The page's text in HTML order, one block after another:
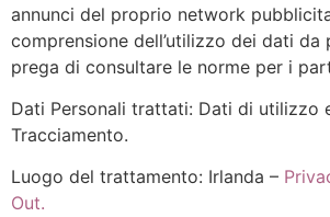
annunci del proprio network
comprensione dell’utilizzo dei dati da
prega di consultare le norme per i
Dati Personali trattati: Dati di utilizzo
Tracciamento.
Luogo del trattamento: Irlanda –
Out.